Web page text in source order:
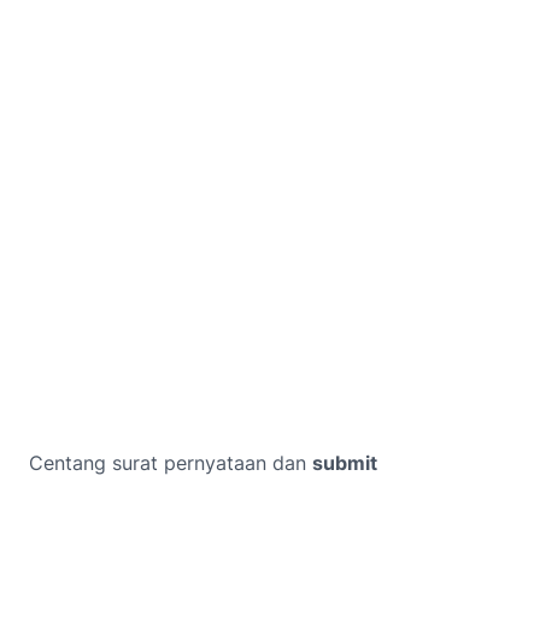
Centang surat pernyataan dan submit